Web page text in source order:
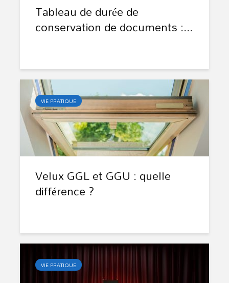
Tableau de durée de
conservation de documents :...
VIE PRATIQUE
Velux GGL et GGU : quelle
différence ?
VIE PRATIQUE